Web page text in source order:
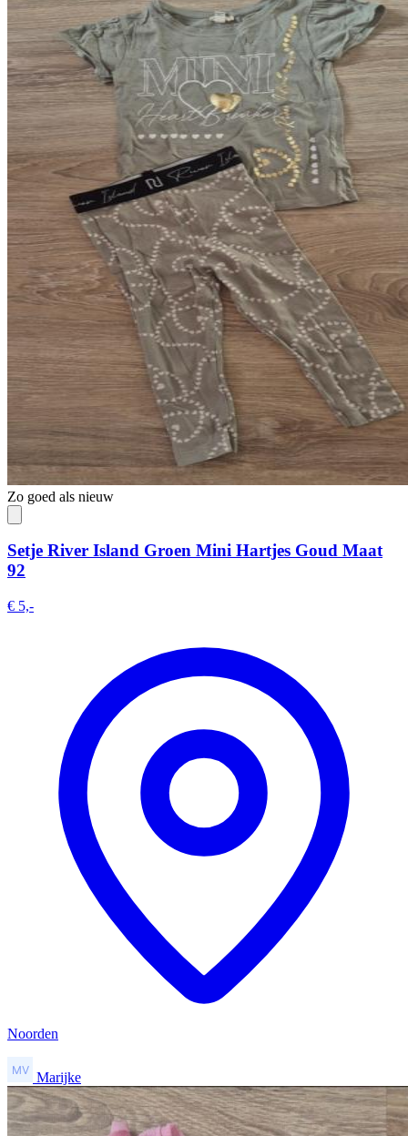
Zo goed als nieuw
Setje River Island Groen Mini Hartjes Goud Maat
92
€ 5,-
Noorden
Marijke